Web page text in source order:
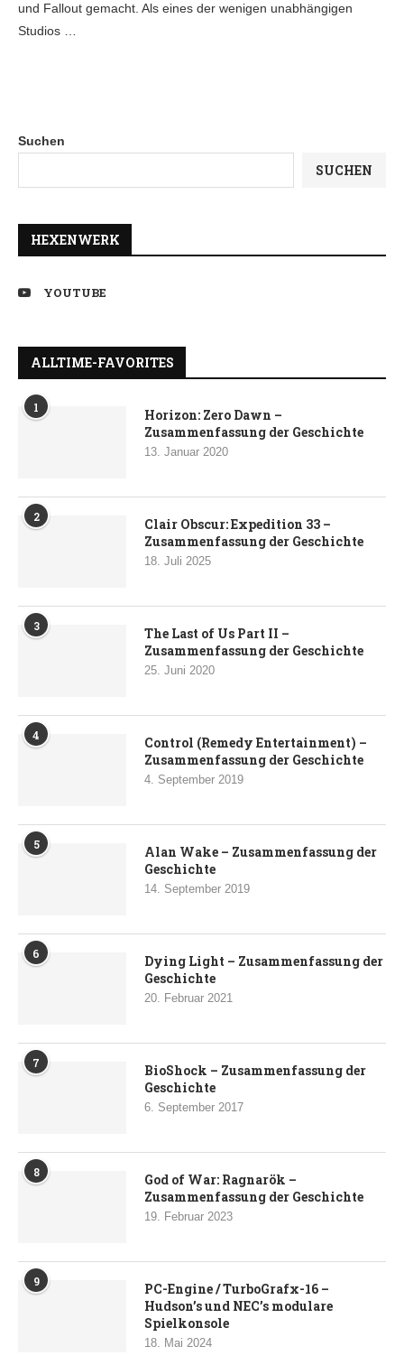
und Fallout gemacht. Als eines der wenigen unabhängigen
Studios …
Suchen
SUCHEN
HEXENWERK
YOUTUBE
ALLTIME-FAVORITES
1
Horizon: Zero Dawn –
Zusammenfassung der Geschichte
13. Januar 2020
2
Clair Obscur: Expedition 33 –
Zusammenfassung der Geschichte
18. Juli 2025
3
The Last of Us Part II –
Zusammenfassung der Geschichte
25. Juni 2020
4
Control (Remedy Entertainment) –
Zusammenfassung der Geschichte
4. September 2019
5
Alan Wake – Zusammenfassung der
Geschichte
14. September 2019
6
Dying Light – Zusammenfassung der
Geschichte
20. Februar 2021
7
BioShock – Zusammenfassung der
Geschichte
6. September 2017
8
God of War: Ragnarök –
Zusammenfassung der Geschichte
19. Februar 2023
9
PC-Engine / TurboGrafx-16 –
Hudson’s und NEC’s modulare
Spielkonsole
18. Mai 2024